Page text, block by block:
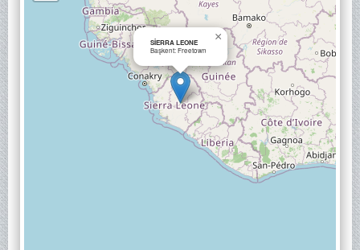
SİERRA LEONE
Başkent: Freetown
×